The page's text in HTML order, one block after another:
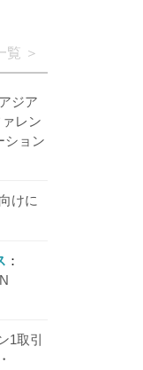
覧
ジア
レン
ション
けに
1取引